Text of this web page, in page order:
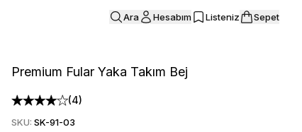
Ara Hesabım Listeniz Sepet
Premium Fular Yaka Takım Bej
(4)
SKU: SK-91-03